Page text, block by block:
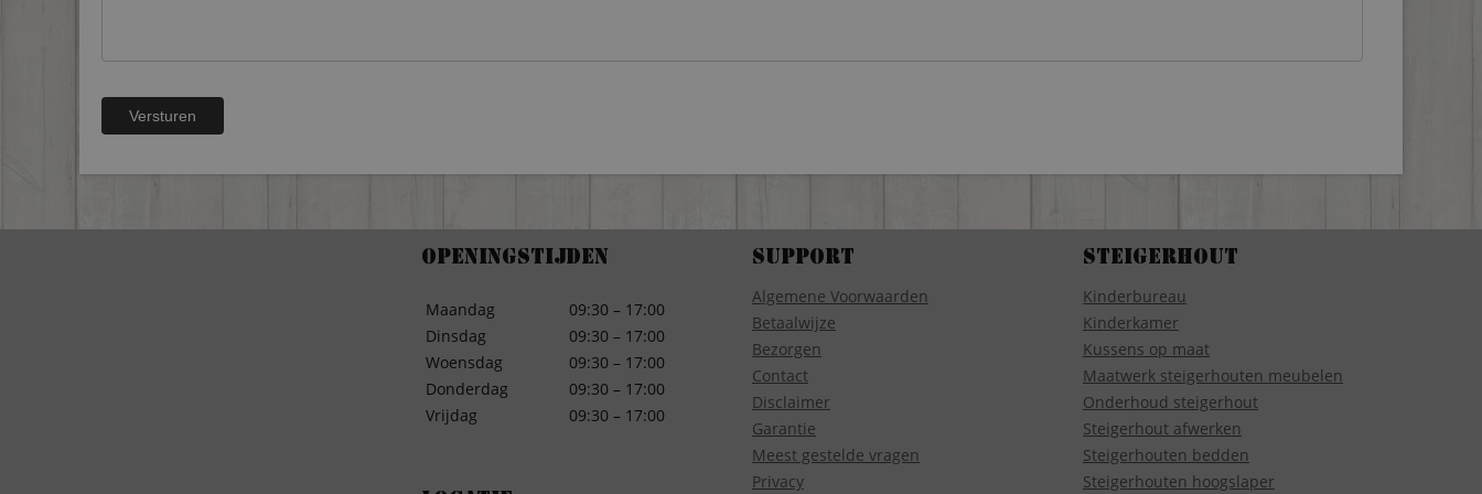
Openingstijden
Maandag
Dinsdag
Woensdag
Donderdag
Vrijdag
09:30 – 17:00
09:30 – 17:00
09:30 – 17:00
09:30 – 17:00
09:30 – 17:00
Support
Algemene Voorwaarden
Betaalwijze
Bezorgen
Contact
Disclaimer
Garantie
Meest gestelde vragen
Privacy
Steigerhout
Kinderbureau
Kinderkamer
Kussens op maat
Maatwerk steigerhouten meubelen
Onderhoud steigerhout
Steigerhout afwerken
Steigerhouten bedden
Steigerhouten hoogslaper